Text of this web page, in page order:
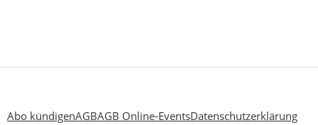
Abo kündigenAGBAGB Online-EventsDatenschutzerklärung